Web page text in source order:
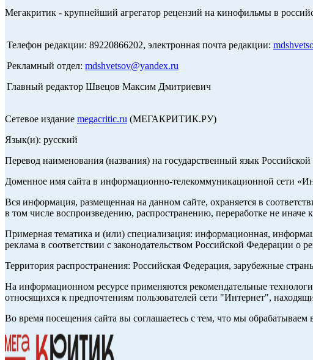
Мегакритик - крупнейший агрегатор рецензий на кинофильмы в
Телефон редакции: 89220866202, электронная почта редакции:
Рекламный отдел: mdshvetsov@yandex.ru
Главный редактор Швецов Максим Дмитриевич
Сетевое издание megacritic.ru (МЕГАКРИТИК.РУ)
Язык(и): русский
Перевод наименования (названия) на государственный язык
Доменное имя сайта в информационно-телекоммуникационной сети
Вся информация, размещенная на данном сайте, охраняется в
в том числе воспроизведению, распространению, переработке не иначе
Примерная тематика и (или) специализация: информационная,
реклама в соответствии с законодательством Российской Федерации о
Территория распространения: Российская Федерация, зарубежные
На информационном ресурсе применяются рекомендательные
относящихся к предпочтениям пользователей сети "Интернет",
Во время посещения сайта вы соглашаетесь с тем, что мы